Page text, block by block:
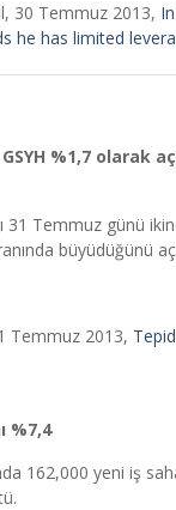
30 Temmuz 2013,
he has limited
%1,7 olarak
31 Temmuz günü
büyüdüğünü
Temmuz 2013,
%7,4
162,000 yeni iş